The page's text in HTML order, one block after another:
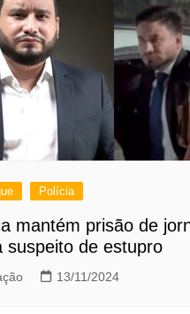
Polícia
mantém prisão de
suspeito de estupro
13/11/2024